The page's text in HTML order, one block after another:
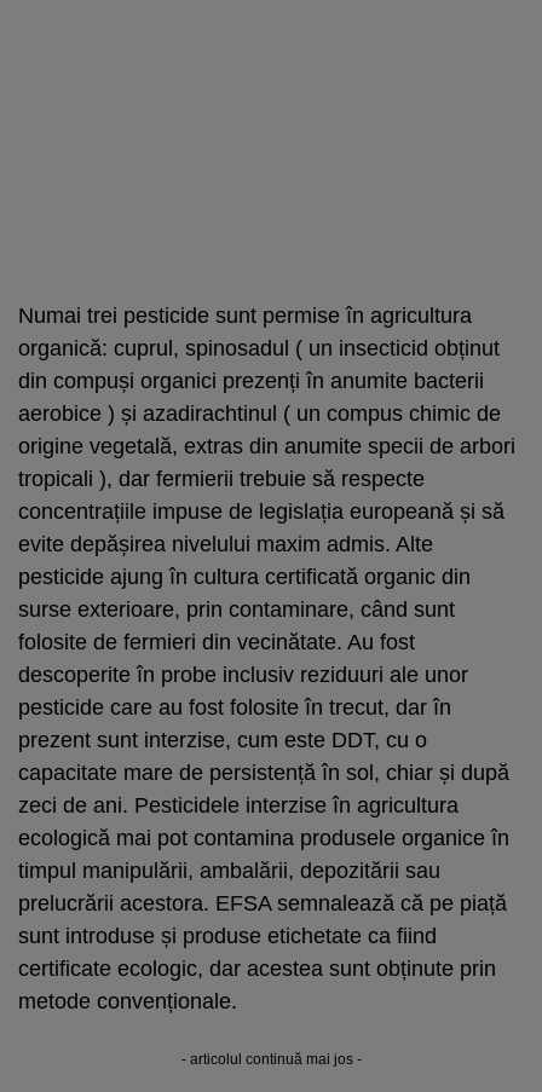
Numai trei pesticide sunt permise în agricultura
organică: cuprul, spinosadul ( un insecticid obținut
din compuși organici prezenți în anumite bacterii
aerobice ) și azadirachtinul ( un compus chimic de
origine vegetală, extras din anumite specii de arbori
tropicali ), dar fermierii trebuie să respecte
concentrațiile impuse de legislația europeană și să
evite depășirea nivelului maxim admis. Alte
pesticide ajung în cultura certificată organic din
surse exterioare, prin contaminare, când sunt
folosite de fermieri din vecinătate. Au fost
descoperite în probe inclusiv reziduuri ale unor
pesticide care au fost folosite în trecut, dar în
prezent sunt interzise, cum este DDT, cu o
capacitate mare de persistență în sol, chiar și după
zeci de ani. Pesticidele interzise în agricultura
ecologică mai pot contamina produsele organice în
timpul manipulării, ambalării, depozitării sau
prelucrării acestora. EFSA semnalează că pe piață
sunt introduse și produse etichetate ca fiind
certificate ecologic, dar acestea sunt obținute prin
metode convenționale.
- articolul continuă mai jos -